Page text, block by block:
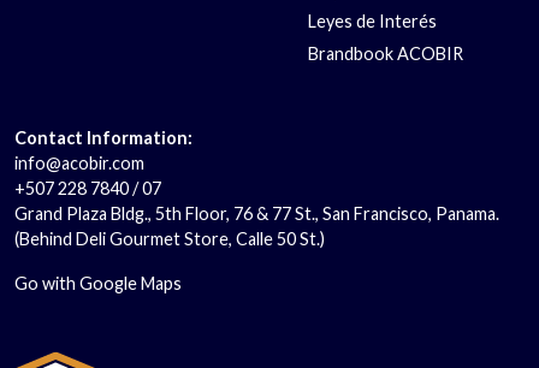
Leyes de Interés
Brandbook ACOBIR
Contact Information:
info@acobir.com
+507 228 7840 / 07
Grand Plaza Bldg., 5th Floor, 76 & 77 St., San Francisco, Panama.
(Behind Deli Gourmet Store, Calle 50 St.)
Go with Google Maps